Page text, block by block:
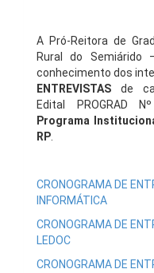
A Pró-Reitora de
Rural do Semiárido
conhecimento dos
ENTREVISTAS de
Edital PROGRAD
Programa
RP
CRONOGRAMA DE
INFORMÁTICA
CRONOGRAMA DE
LEDOC
CRONOGRAMA DE